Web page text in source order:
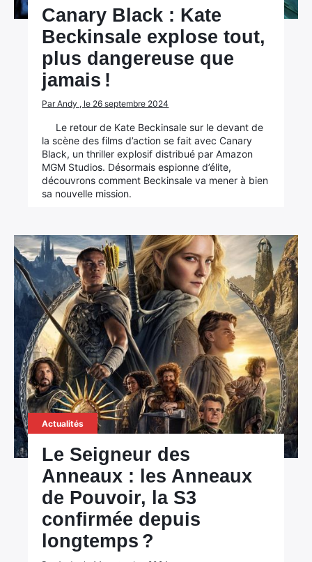
Canary Black : Kate
Beckinsale explose tout,
plus dangereuse que
jamais !
Par Andy , le 26 septembre 2024
Le retour de Kate Beckinsale sur le devant de
la scène des films d’action se fait avec Canary
Black, un thriller explosif distribué par Amazon
MGM Studios. Désormais espionne d’élite,
découvrons comment Beckinsale va mener à bien
sa nouvelle mission.
Actualités
Le Seigneur des
Anneaux : les Anneaux
de Pouvoir, la S3
confirmée depuis
longtemps ?
Rechercher